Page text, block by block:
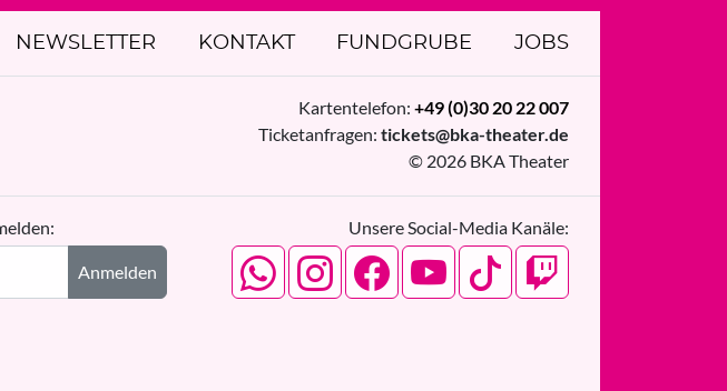
NEWSLETTER KONTAKT FUNDGRUBE JOBS
Kartentelefon: +49 (0)30 20 22 007
Ticketanfragen: tickets@bka-theater.de
© 2026 BKA Theater
Unsere Social-Media Kanäle:
Anmelden